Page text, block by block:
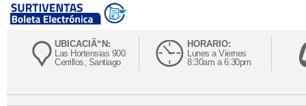
UBICACIÃ“N:
Las Hortensias 900
Cerrillos, Santiago
HORARIO:
Lunes a Viernes
8:30am a 6:30pm